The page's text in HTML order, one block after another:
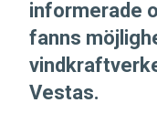
informerade
fanns
Vestas.